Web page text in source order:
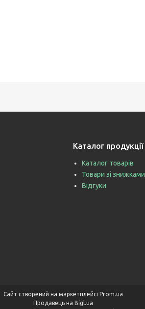
Каталог продукції
Каталог товарів
Товари зі знижками
Відгуки
Сайт створений на маркетплейсі Prom.ua
Продавець на Bigl.ua